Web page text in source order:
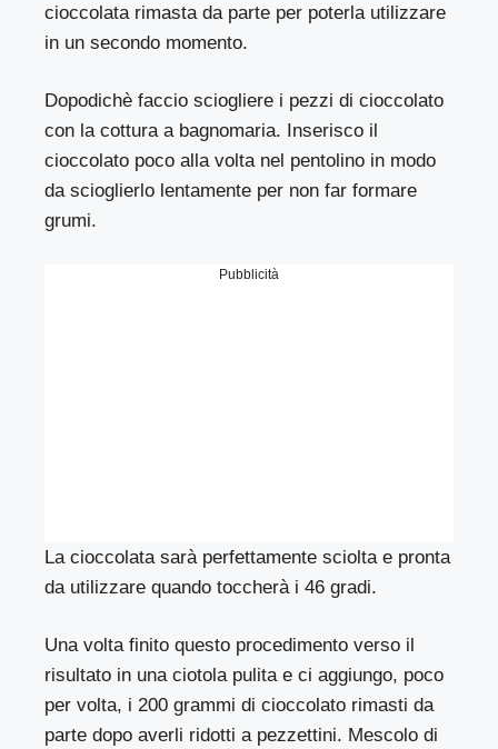
cioccolata rimasta da parte per poterla utilizzare
in un secondo momento.
Dopodichè faccio sciogliere i pezzi di cioccolato
con la cottura a bagnomaria. Inserisco il
cioccolato poco alla volta nel pentolino in modo
da scioglierlo lentamente per non far formare
grumi.
Pubblicità
La cioccolata sarà perfettamente sciolta e pronta
da utilizzare quando toccherà i 46 gradi.
Una volta finito questo procedimento verso il
risultato in una ciotola pulita e ci aggiungo, poco
per volta, i 200 grammi di cioccolato rimasti da
parte dopo averli ridotti a pezzettini. Mescolo di